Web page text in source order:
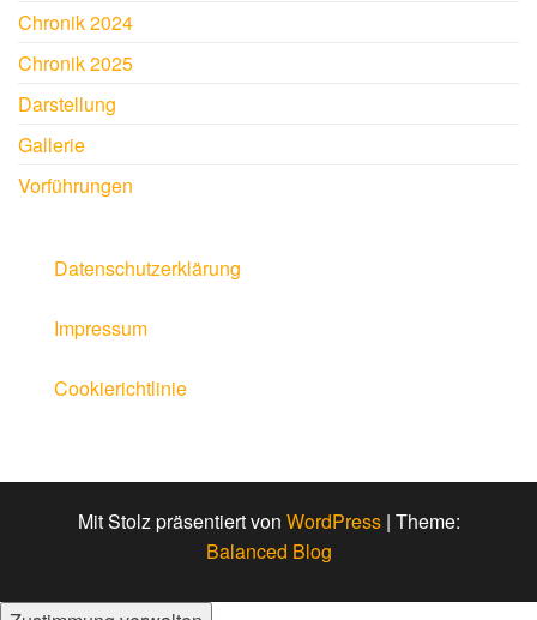
Chronik 2024
Chronik 2025
Darstellung
Gallerie
Vorführungen
Datenschutzerklärung
Impressum
Cookierichtlinie
Mit Stolz präsentiert von WordPress | Theme:
Balanced Blog